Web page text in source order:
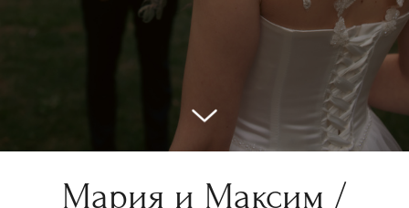
Мария и Максим /